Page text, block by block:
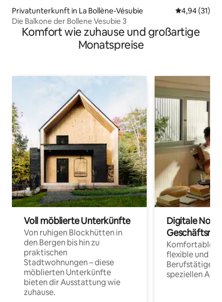
Privatunterkunft in La Bollène-Vésubie
4,94 (31)
Die Balkone der Bollene Vesubie 3
Komfort wie zuhause und großartige
Monatspreise
Voll möblierte Unterkünfte
Von ruhigen Blockhütten in
den Bergen bis hin zu
praktischen
Stadtwohnungen – diese
möblierten Unterkünfte
bieten dir Ausstattung wie
zuhause.
Digitale
Komfortable
flexible und
Berufstätige
speziellen